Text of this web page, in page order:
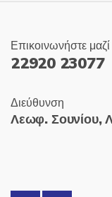
Επικοινωνήστε
22920 23077
Διεύθυνση
Λεωφ. Σουνίου,